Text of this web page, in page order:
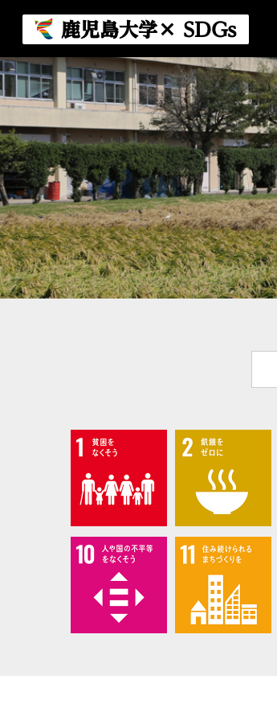
ン
ツ
へ
キ
ッ
プ
ー
シ
ョ
に
移
動
鹿児島大学× SDGs